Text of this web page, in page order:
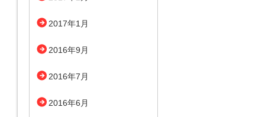
2017年1月
2016年9月
2016年7月
2016年6月